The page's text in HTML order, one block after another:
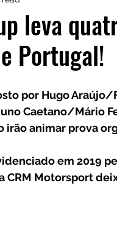
leva
Portugal!
por Hugo Araújo/
Caetano/Mário
irão animar prova
em 2019
CRM Motorsport